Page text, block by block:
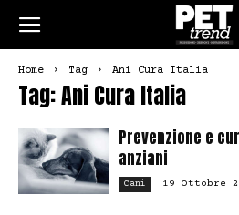
Home Tag Ani Cura Italia
Tag: Ani Cura Italia
Prevenzione e
anziani
Cani 19 Ottobre